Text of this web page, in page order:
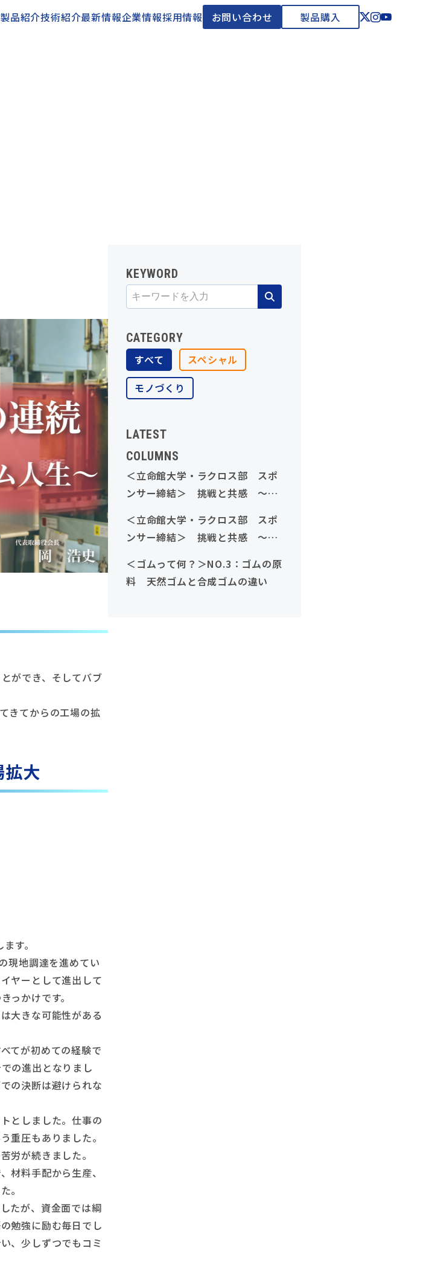
製品紹介技術紹介最新情報企業情報採用情報 お問い合わせ 製品購入
ができ、そしてバブ
きてからの工場の拡
大
す。
現地調達を進めてい
ヤーとして進出して
っかけです。
大きな可能性がある
てが初めての経験で
の進出となりまし
の決断は避けられな
としました。仕事の
重圧もありました。
労が続きました。
材料手配から生産、
。
たが、資金面では綱
勉強に励む毎日でし
、少しずつでもコミ
KEYWORD
CATEGORY
すべて
スペシャル
モノづくり
LATEST
COLUMNS
＜立命館大学・ラクロス部 スポ
ンサー締結＞ 挑戦と共感 ～岡
後編
＜立命館大学・ラクロス部 スポ
ンサー締結＞ 挑戦と共感 ～岡
前編
＜ゴムって何？＞NO.3：ゴムの原
料 天然ゴムと合成ゴムの違い